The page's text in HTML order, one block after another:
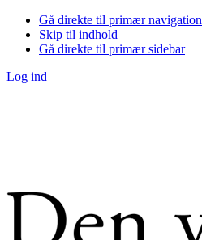
Gå direkte til primær navigation
Skip til indhold
Gå direkte til primær sidebar
Log ind